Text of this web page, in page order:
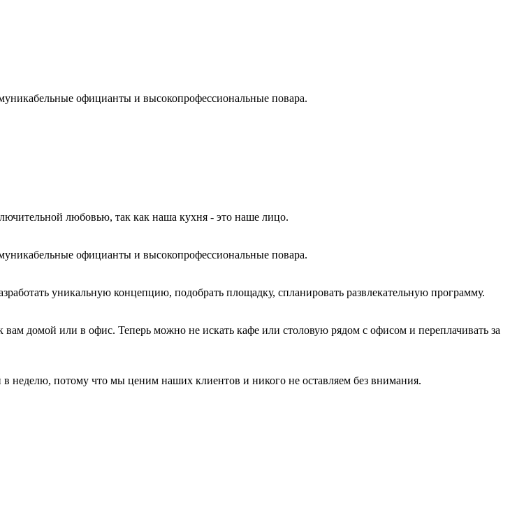
официанты и высокопрофессиональные повара.
любовью, так как наша кухня - это наше лицо.
официанты и высокопрофессиональные повара.
уникальную концепцию, подобрать площадку, спланировать развлекательную программу.
домой или в офис. Теперь можно не искать кафе или столовую рядом с офисом и переплачивать за
неделю, потому что мы ценим наших клиентов и никого не оставляем без внимания.